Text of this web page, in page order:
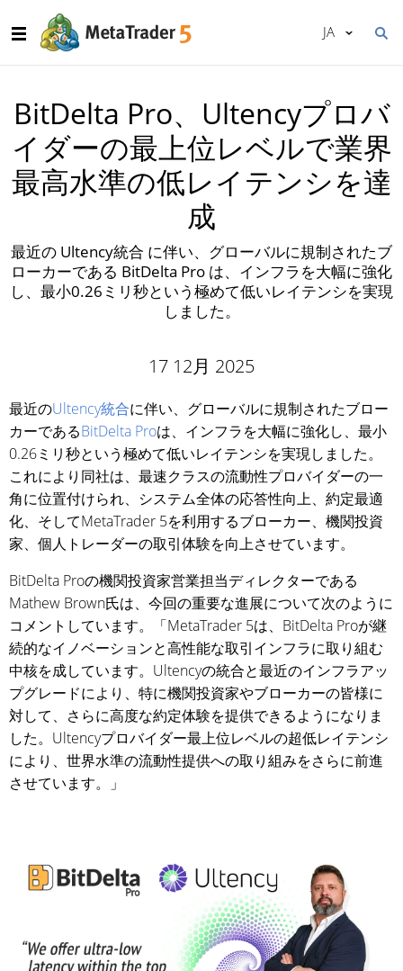
JA
BitDelta Pro、Ultencyプロバ
イダーの最上位レベルで業界
最高水準の低レイテンシを達
成
最近の Ultency統合 に伴い、グローバルに規制されたブ
ローカーである BitDelta Pro は、インフラを大幅に強化
し、最小0.26ミリ秒という極めて低いレイテンシを実現
しました。
17 12月 2025
最近のUltency統合に伴い、グローバルに規制されたブロー
カーであるBitDelta Proは、インフラを大幅に強化し、最小
0.26ミリ秒という極めて低いレイテンシを実現しました。
これにより同社は、最速クラスの流動性プロバイダーの一
角に位置付けられ、システム全体の応答性向上、約定最適
化、そしてMetaTrader 5を利用するブローカー、機関投資
家、個人トレーダーの取引体験を向上させています。
BitDelta Proの機関投資家営業担当ディレクターである
Mathew Brown氏は、今回の重要な進展について次のように
コメントしています。「MetaTrader 5は、BitDelta Proが継
続的なイノベーションと高性能な取引インフラに取り組む
中核を成しています。Ultencyの統合と最近のインフラアッ
プグレードにより、特に機関投資家やブローカーの皆様に
対して、さらに高度な約定体験を提供できるようになりま
した。Ultencyプロバイダー最上位レベルの超低レイテンシ
により、世界水準の流動性提供への取り組みをさらに前進
させています。」